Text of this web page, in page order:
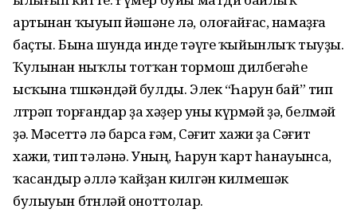
артынан ҡыуып йәшәне лә, олоғайғас, намаҙға
баҫты. Бына шунда инде тәүге ҡыйынлыҡ тыуҙы.
Ҡулынан ныҡлы тотҡан тормош дилбегәһе
ысҡына төшкәндәй булды. Элек “Һарун бай” тип
өлтөрәп торғандар ҙа хәҙер уны күрмәй ҙә, белмәй
ҙә. Мәсеттә лә барса ғәм, Сәғит хажи ҙа Сәғит
хажи, тип өтәләнә. Уның, Һарун ҡарт һанауынса,
ҡасандыр әллә ҡайҙан килгән килмешәк
булыуын бөтөнләй оноттолар.